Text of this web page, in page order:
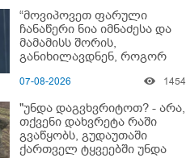
“მოვიპოვეთ ფარული
ჩანაწერი ნია იმნაძესა და
მამამისს შორის,
განიხილავდნენ, როგორ
დანაშაული” - რას ამბობს
პროკურორი?
07-08-2026 1454
"უნდა დაგვხვრიტოთ? - არა,
თქვენი დახვრეტა რაში
გვაწყობს, გუდაუთაში
ქართველ ტყვეებში უნდა